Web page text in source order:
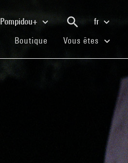
Pompidou+
fr
(current)
Boutique (current)
Vous êtes